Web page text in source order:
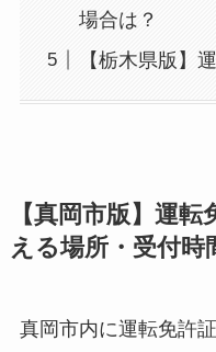
場合は？
【栃木県版】
【真岡市版】運
える場所・受付時
真岡市内に運転免許